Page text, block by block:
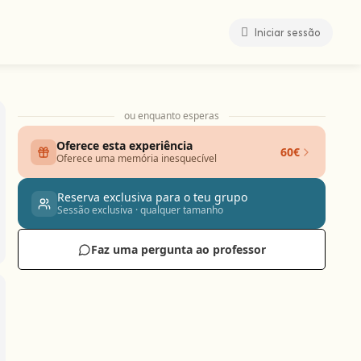
Iniciar sessão
ou enquanto esperas
Oferece esta experiência
Oferece uma memória inesquecível 60€
Reserva exclusiva para o teu grupo
Sessão exclusiva · qualquer tamanho
Faz uma pergunta ao professor